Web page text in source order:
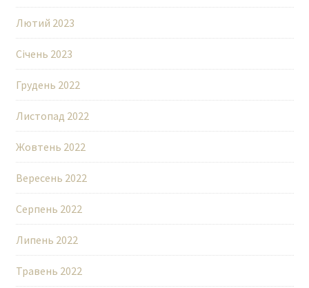
Лютий 2023
Січень 2023
Грудень 2022
Листопад 2022
Жовтень 2022
Вересень 2022
Серпень 2022
Липень 2022
Травень 2022